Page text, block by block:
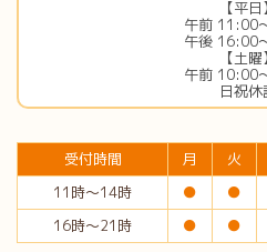
【平日】
午前 11:00
午後 16:00
【土曜】
午前 10:00
日祝休
受付時間 月 火
11時〜14時
● ●
16時〜21時
● ●